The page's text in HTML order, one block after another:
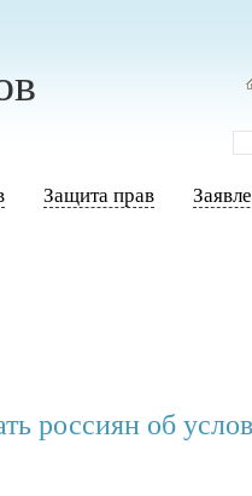
Защита прав
россиян об